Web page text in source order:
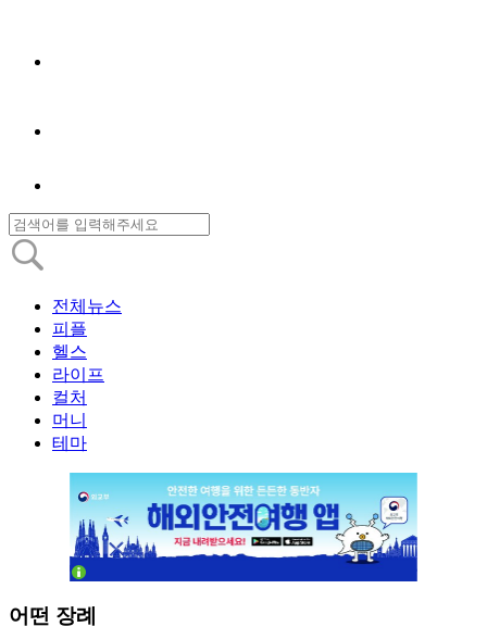
전체뉴스
피플
헬스
라이프
컬처
머니
테마
어떤 장례